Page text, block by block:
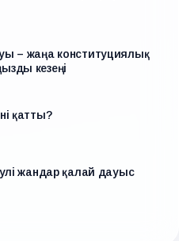
– жаңа конституциялық
кезеңі
қатты?
жандар қалай дауыс